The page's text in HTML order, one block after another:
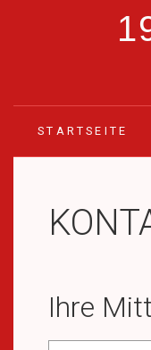
STARTSEITE
Ihre